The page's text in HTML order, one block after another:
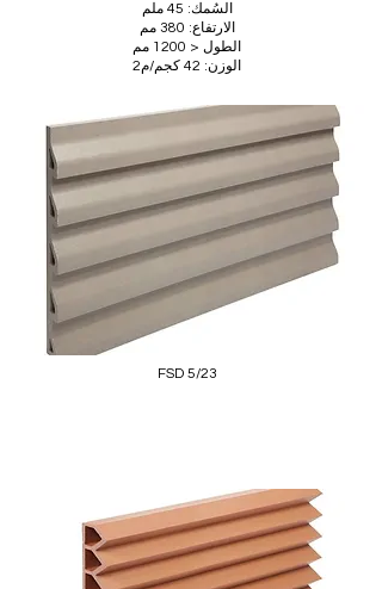
السُمك: 45 ملم
الارتفاع: 380 مم
الطول < 1200 مم
الوزن: 42 كجم/م2
FSD 5/23